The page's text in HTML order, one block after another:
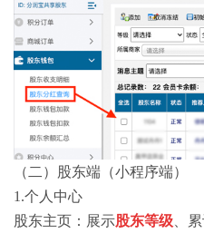
（二）股东端（小程序端）
1.个人中心
股东主页：展示股东等级 、